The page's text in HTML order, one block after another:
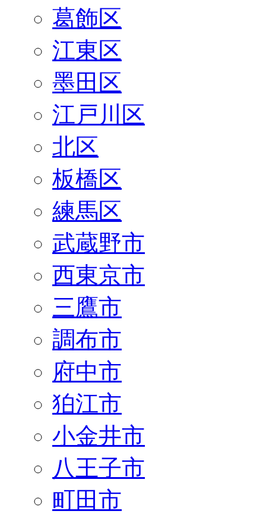
葛飾区
江東区
墨田区
江戸川区
北区
板橋区
練馬区
武蔵野市
西東京市
三鷹市
調布市
府中市
狛江市
小金井市
八王子市
町田市